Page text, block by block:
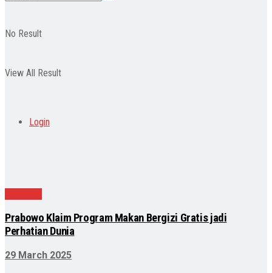
No Result
View All Result
Login
Prabowo Klaim Program Makan Bergizi Gratis jadi
Perhatian Dunia
29 March 2025